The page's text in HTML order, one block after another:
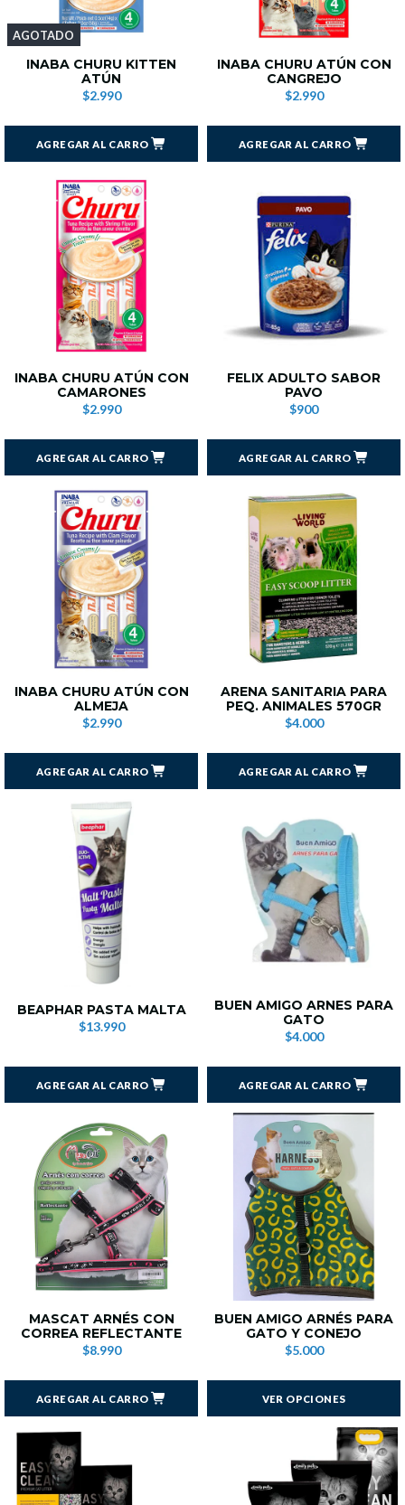
AGOTADO
INABA CHURU KITTEN
ATÚN
$2.990
AGREGAR AL CARRO
INABA CHURU ATÚN CON
CANGREJO
$2.990
AGREGAR AL CARRO
INABA CHURU ATÚN CON
CAMARONES
$2.990
AGREGAR AL CARRO
FELIX ADULTO SABOR
PAVO
$900
AGREGAR AL CARRO
INABA CHURU ATÚN CON
ALMEJA
$2.990
AGREGAR AL CARRO
ARENA SANITARIA PARA
PEQ. ANIMALES 570GR
$4.000
AGREGAR AL CARRO
BEAPHAR PASTA MALTA
$13.990
AGREGAR AL CARRO
BUEN AMIGO ARNES PARA
GATO
$4.000
AGREGAR AL CARRO
MASCAT ARNÉS CON
CORREA REFLECTANTE
$8.990
AGREGAR AL CARRO
BUEN AMIGO ARNÉS PARA
GATO Y CONEJO
$5.000
VER OPCIONES